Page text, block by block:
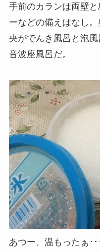
手前のカランは両壁
ーなどの備えはなし
央がでんき風呂と泡
音波座風呂だ。
あつー、温もったぁ･